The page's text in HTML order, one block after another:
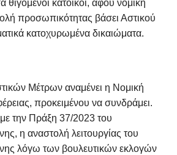
θιγόμενοι κάτοικοι, αφού νομική
προσωπικότητας βάσει Αστικού
κατοχυρωμένα δικαιώματα.
Μέτρων αναμένει η Νομική
προκειμένου να συνδράμει.
την Πράξη 37/2023 του
η αναστολή λειτουργίας του
λόγω των βουλευτικών εκλογών